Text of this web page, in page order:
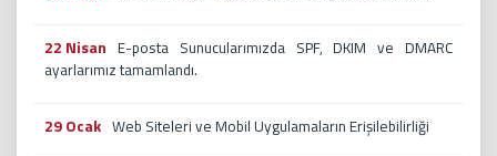
22 Nisan E-posta Sunucularımızda SPF, DKIM ve DMARC
ayarlarımız tamamlandı.
29 Ocak Web Siteleri ve Mobil Uygulamaların Erişilebilirliği